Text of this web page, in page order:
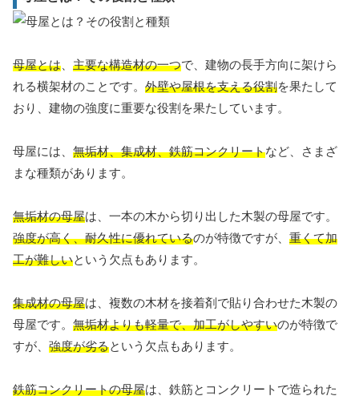
母屋とは 主要な構造材の一つで、建物の長手方向に架けら
れる横架材のことです。 外壁や屋根を支える役割を果たして
おり、建物の強度に重要な役割を果たしています。
母屋には、 無垢材、集成材、鉄筋コンクリートなど、さまざ
まな種類があります。
無垢材の母屋は、一本の木から切り出した木製の母屋です。
強度が高く、耐久性に優れているのが特徴ですが、 重くて加
工が難しいという欠点もあります。
集成材の母屋は、複数の木材を接着剤で貼り合わせた木製の
母屋です。 無垢材よりも軽量で、加工がしやすいのが特徴で
すが、 強度が劣るという欠点もあります。
鉄筋コンクリートの母屋は、鉄筋とコンクリートで造られた